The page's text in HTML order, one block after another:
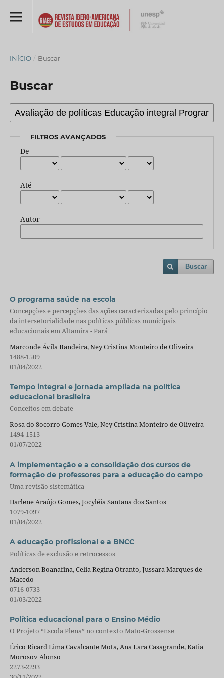
INÍCIO / Buscar
Buscar
FILTROS AVANÇADOS
De
Até
Autor
Buscar
O programa saúde na escola
Concepções e percepções das ações caracterizadas pelo princípio
da intersetorialidade nas políticas públicas municipais
educacionais em Altamira - Pará
Marconde Ávila Bandeira, Ney Cristina Monteiro de Oliveira
1488-1509
01/04/2022
Tempo integral e jornada ampliada na política
educacional brasileira
Conceitos em debate
Rosa do Socorro Gomes Vale, Ney Cristina Monteiro de Oliveira
1494-1513
01/07/2022
A implementação e a consolidação dos cursos de
formação de professores para a educação do campo
Uma revisão sistemática
Darlene Araújo Gomes, Jocyléia Santana dos Santos
1079-1097
01/04/2022
A educação profissional e a BNCC
Políticas de exclusão e retrocessos
Anderson Boanafina, Celia Regina Otranto, Jussara Marques de
Macedo
0716-0733
01/03/2022
Política educacional para o Ensino Médio
O Projeto “Escola Plena” no contexto Mato-Grossense
Érico Ricard Lima Cavalcante Mota, Ana Lara Casagrande, Katia
Morosov Alonso
2273-2293